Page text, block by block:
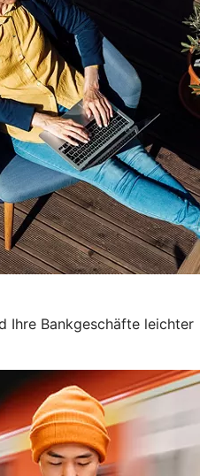
Ihre Bankgeschäfte leichter